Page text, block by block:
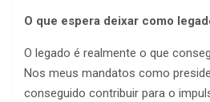
O que espera deixar como
O legado é realmente o que
Nos meus mandatos como
conseguido contribuir para o